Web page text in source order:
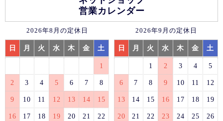
営業カレンダー
2026年8月の定休日
日 月 火 水 木 金 土
1
2 3 4 5 6 7 8
9 10 11 12 13 14 15
16 17 18 19 20 21 22
2026年9月の定休日
日 月 火 水 木 金 土
1 2 3 4 5
6 7 8 9 10 11 12
13 14 15 16 17 18 19
20 21 22 23 24 25 26